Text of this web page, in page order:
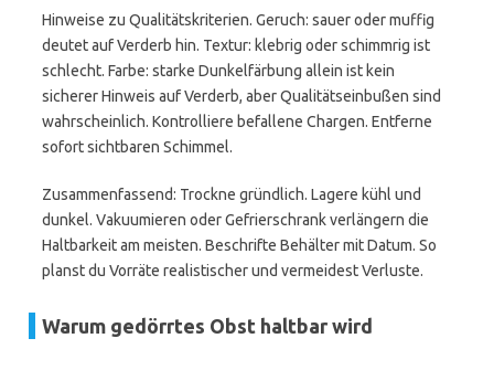
Hinweise zu Qualitätskriterien. Geruch: sauer oder muffig
deutet auf Verderb hin. Textur: klebrig oder schimmrig ist
schlecht. Farbe: starke Dunkelfärbung allein ist kein
sicherer Hinweis auf Verderb, aber Qualitätseinbußen sind
wahrscheinlich. Kontrolliere befallene Chargen. Entferne
sofort sichtbaren Schimmel.
Zusammenfassend: Trockne gründlich. Lagere kühl und
dunkel. Vakuumieren oder Gefrierschrank verlängern die
Haltbarkeit am meisten. Beschrifte Behälter mit Datum. So
planst du Vorräte realistischer und vermeidest Verluste.
Warum gedörrtes Obst haltbar wird